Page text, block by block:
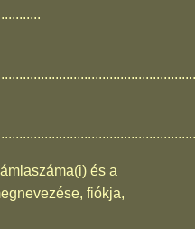
és a
fiókja,